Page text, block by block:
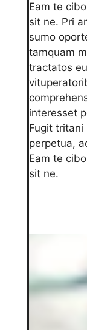
Eam te
sit ne. Pri
sumo
tamquam
tractatos
interesset
Fugit
perpetua,
Eam te
sit ne.